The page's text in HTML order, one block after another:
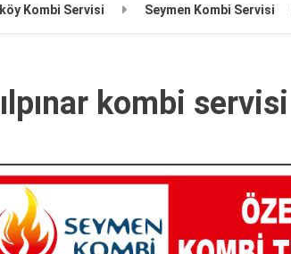
Kombi Servisi Seymen Kombi Servisi
kombi